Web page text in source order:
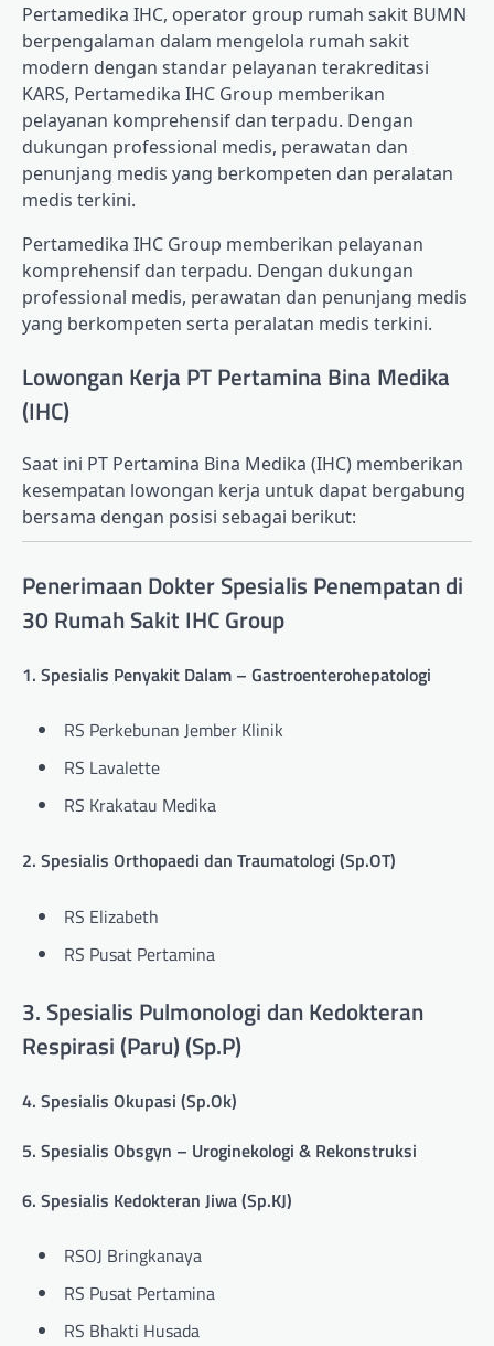
Pertamedika IHC, operator group rumah sakit BUMN
berpengalaman dalam mengelola rumah sakit
modern dengan standar pelayanan terakreditasi
KARS, Pertamedika IHC Group memberikan
pelayanan komprehensif dan terpadu. Dengan
dukungan professional medis, perawatan dan
penunjang medis yang berkompeten dan peralatan
medis terkini.
Pertamedika IHC Group memberikan pelayanan
komprehensif dan terpadu. Dengan dukungan
professional medis, perawatan dan penunjang medis
yang berkompeten serta peralatan medis terkini.
Lowongan Kerja PT Pertamina Bina Medika
(IHC)
Saat ini PT Pertamina Bina Medika (IHC) memberikan
kesempatan lowongan kerja untuk dapat bergabung
bersama dengan posisi sebagai berikut:
Penerimaan Dokter Spesialis Penempatan di
30 Rumah Sakit IHC Group
1. Spesialis Penyakit Dalam – Gastroenterohepatologi
RS Perkebunan Jember Klinik
RS Lavalette
RS Krakatau Medika
2. Spesialis Orthopaedi dan Traumatologi (Sp.OT)
RS Elizabeth
RS Pusat Pertamina
3. Spesialis Pulmonologi dan Kedokteran
Respirasi (Paru) (Sp.P)
4. Spesialis Okupasi (Sp.Ok)
5. Spesialis Obsgyn – Uroginekologi & Rekonstruksi
6. Spesialis Kedokteran Jiwa (Sp.KJ)
RSOJ Bringkanaya
RS Pusat Pertamina
RS Bhakti Husada